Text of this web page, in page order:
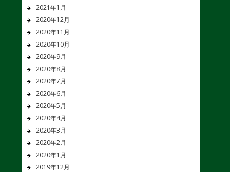
2021年1月
2020年12月
2020年11月
2020年10月
2020年9月
2020年8月
2020年7月
2020年6月
2020年5月
2020年4月
2020年3月
2020年2月
2020年1月
2019年12月